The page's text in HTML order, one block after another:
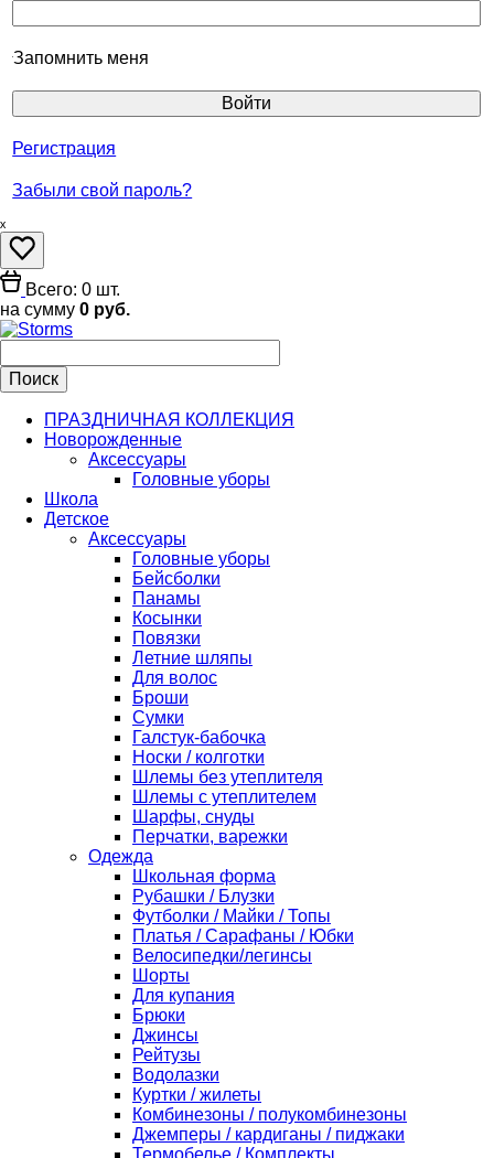
Запомнить меня
Регистрация
Забыли свой пароль?
ₓ
Всего: 0 шт.
на сумму 0 руб.
ПРАЗДНИЧНАЯ КОЛЛЕКЦИЯ
Новорожденные
Аксессуары
Головные уборы
Школа
Детское
Аксессуары
Головные уборы
Бейсболки
Панамы
Косынки
Повязки
Летние шляпы
Для волос
Броши
Сумки
Галстук-бабочка
Носки / колготки
Шлемы без утеплителя
Шлемы с утеплителем
Шарфы, снуды
Перчатки, варежки
Одежда
Школьная форма
Рубашки / Блузки
Футболки / Майки / Топы
Платья / Сарафаны / Юбки
Велосипедки/легинсы
Шорты
Для купания
Брюки
Джинсы
Рейтузы
Водолазки
Куртки / жилеты
Комбинезоны / полукомбинезоны
Джемперы / кардиганы / пиджаки
Термобелье / Комплекты